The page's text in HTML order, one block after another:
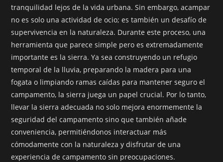
tranquilidad lejos de la vida urbana. Sin embargo, acampar
no es solo una actividad de ocio; es también un desafío de
supervivencia en la naturaleza. Durante este proceso, una
herramienta que parece simple pero es extremadamente
importante es la sierra. Ya sea construyendo un refugio
temporal de la lluvia, preparando la madera para una
fogata o limpiando ramas caídas para mantener seguro el
campamento, la sierra juega un papel crucial. Por lo tanto,
llevar la sierra adecuada no solo mejora enormemente la
seguridad del campamento sino que también añade
conveniencia, permitiéndonos interactuar más
cómodamente con la naturaleza y disfrutar de una
experiencia de campamento sin preocupaciones.